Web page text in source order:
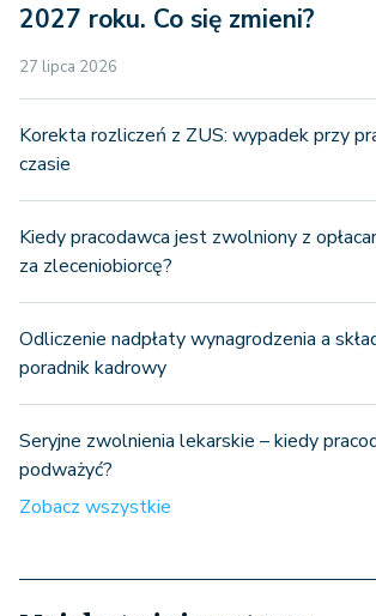
2027 roku. Co się zmieni?
27 lipca 2026
Korekta rozliczeń z ZUS: wypadek przy
czasie
Kiedy pracodawca jest zwolniony z
za zleceniobiorcę?
Odliczenie nadpłaty wynagrodzenia a
poradnik kadrowy
Seryjne zwolnienia lekarskie – kiedy
podważyć?
Zobacz wszystkie